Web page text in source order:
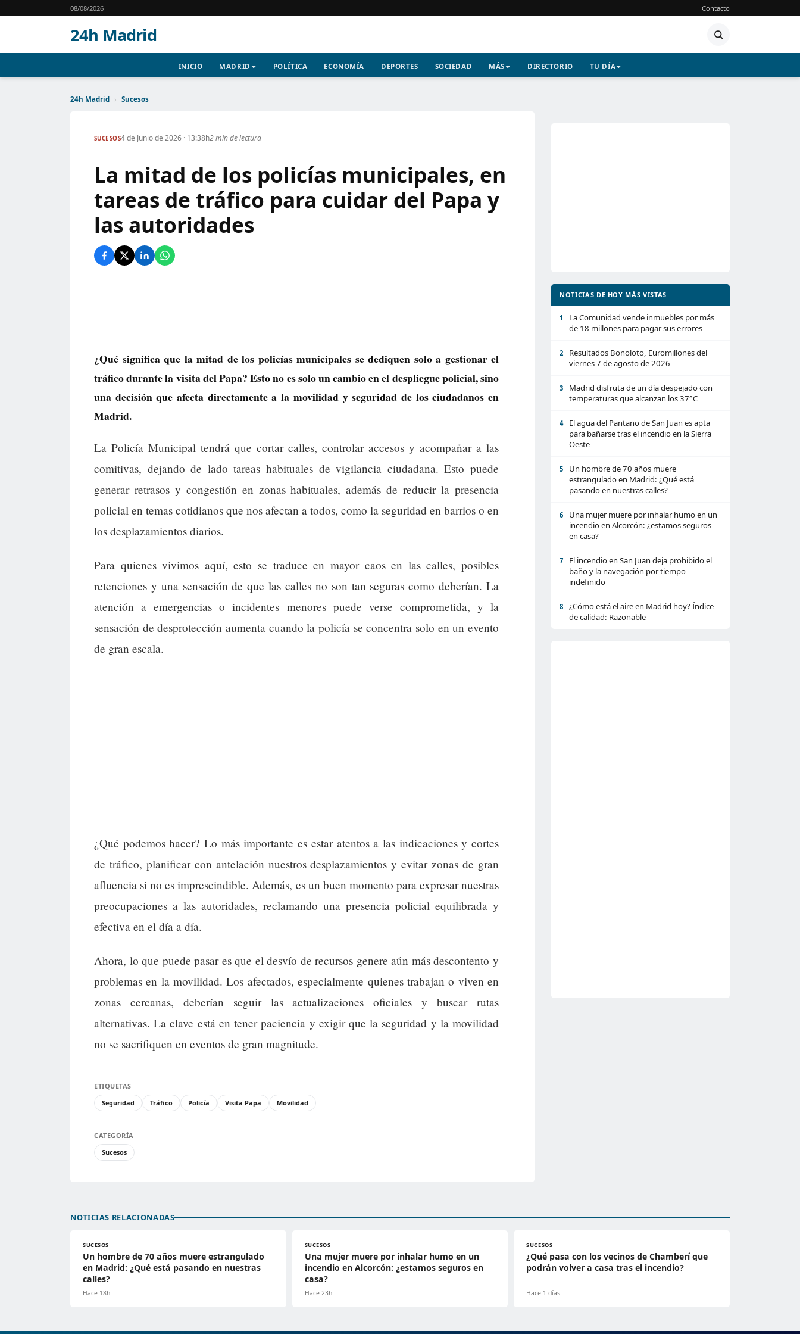
08/08/2026 Contacto
24h Madrid
INICIO MADRID POLÍTICA ECONOMÍA DEPORTES SOCIEDAD MÁS DIRECTORIO TU DÍA
24h Madrid › Sucesos
SUCESOS4 de Junio de 2026 · 13:38h2 min de lectura
La mitad de los policías municipales, en
tareas de tráfico para cuidar del Papa y
las autoridades
¿Qué significa que la mitad de los policías municipales se dediquen solo a gestionar el
tráfico durante la visita del Papa? Esto no es solo un cambio en el despliegue policial, sino
una decisión que afecta directamente a la movilidad y seguridad de los ciudadanos en
Madrid.
La Policía Municipal tendrá que cortar calles, controlar accesos y acompañar a las
comitivas, dejando de lado tareas habituales de vigilancia ciudadana. Esto puede
generar retrasos y congestión en zonas habituales, además de reducir la presencia
policial en temas cotidianos que nos afectan a todos, como la seguridad en barrios o en
los desplazamientos diarios.
Para quienes vivimos aquí, esto se traduce en mayor caos en las calles, posibles
retenciones y una sensación de que las calles no son tan seguras como deberían. La
atención a emergencias o incidentes menores puede verse comprometida, y la
sensación de desprotección aumenta cuando la policía se concentra solo en un evento
de gran escala.
¿Qué podemos hacer? Lo más importante es estar atentos a las indicaciones y cortes
de tráfico, planificar con antelación nuestros desplazamientos y evitar zonas de gran
afluencia si no es imprescindible. Además, es un buen momento para expresar nuestras
preocupaciones a las autoridades, reclamando una presencia policial equilibrada y
efectiva en el día a día.
Ahora, lo que puede pasar es que el desvío de recursos genere aún más descontento y
problemas en la movilidad. Los afectados, especialmente quienes trabajan o viven en
zonas cercanas, deberían seguir las actualizaciones oficiales y buscar rutas
alternativas. La clave está en tener paciencia y exigir que la seguridad y la movilidad
no se sacrifiquen en eventos de gran magnitude.
ETIQUETAS
Seguridad
Tráfico Policía Visita Papa Movilidad
CATEGORÍA
Sucesos
NOTICIAS DE HOY MÁS VISTAS
1
La Comunidad vende inmuebles por más
de 18 millones para pagar sus errores
2
Resultados Bonoloto, Euromillones del
viernes 7 de agosto de 2026
3
Madrid disfruta de un día despejado con
temperaturas que alcanzan los 37°C
4
El agua del Pantano de San Juan es apta
para bañarse tras el incendio en la Sierra
Oeste
5
Un hombre de 70 años muere
estrangulado en Madrid: ¿Qué está
pasando en nuestras calles?
6
Una mujer muere por inhalar humo en un
incendio en Alcorcón: ¿estamos seguros
en casa?
7
El incendio en San Juan deja prohibido el
baño y la navegación por tiempo
indefinido
8
¿Cómo está el aire en Madrid hoy? Índice
de calidad: Razonable
NOTICIAS RELACIONADAS
SUCESOS
Un hombre de 70 años muere estrangulado
en Madrid: ¿Qué está pasando en nuestras
calles?
Hace 18h
SUCESOS
Una mujer muere por inhalar humo en un
incendio en Alcorcón: ¿estamos seguros en
casa?
Hace 23h
SUCESOS
¿Qué pasa con los vecinos de Chamberí que
podrán volver a casa tras el incendio?
Hace 1 días